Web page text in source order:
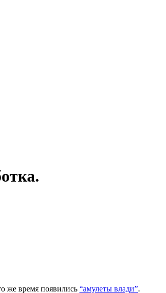
же время появились “амулеты влади”.